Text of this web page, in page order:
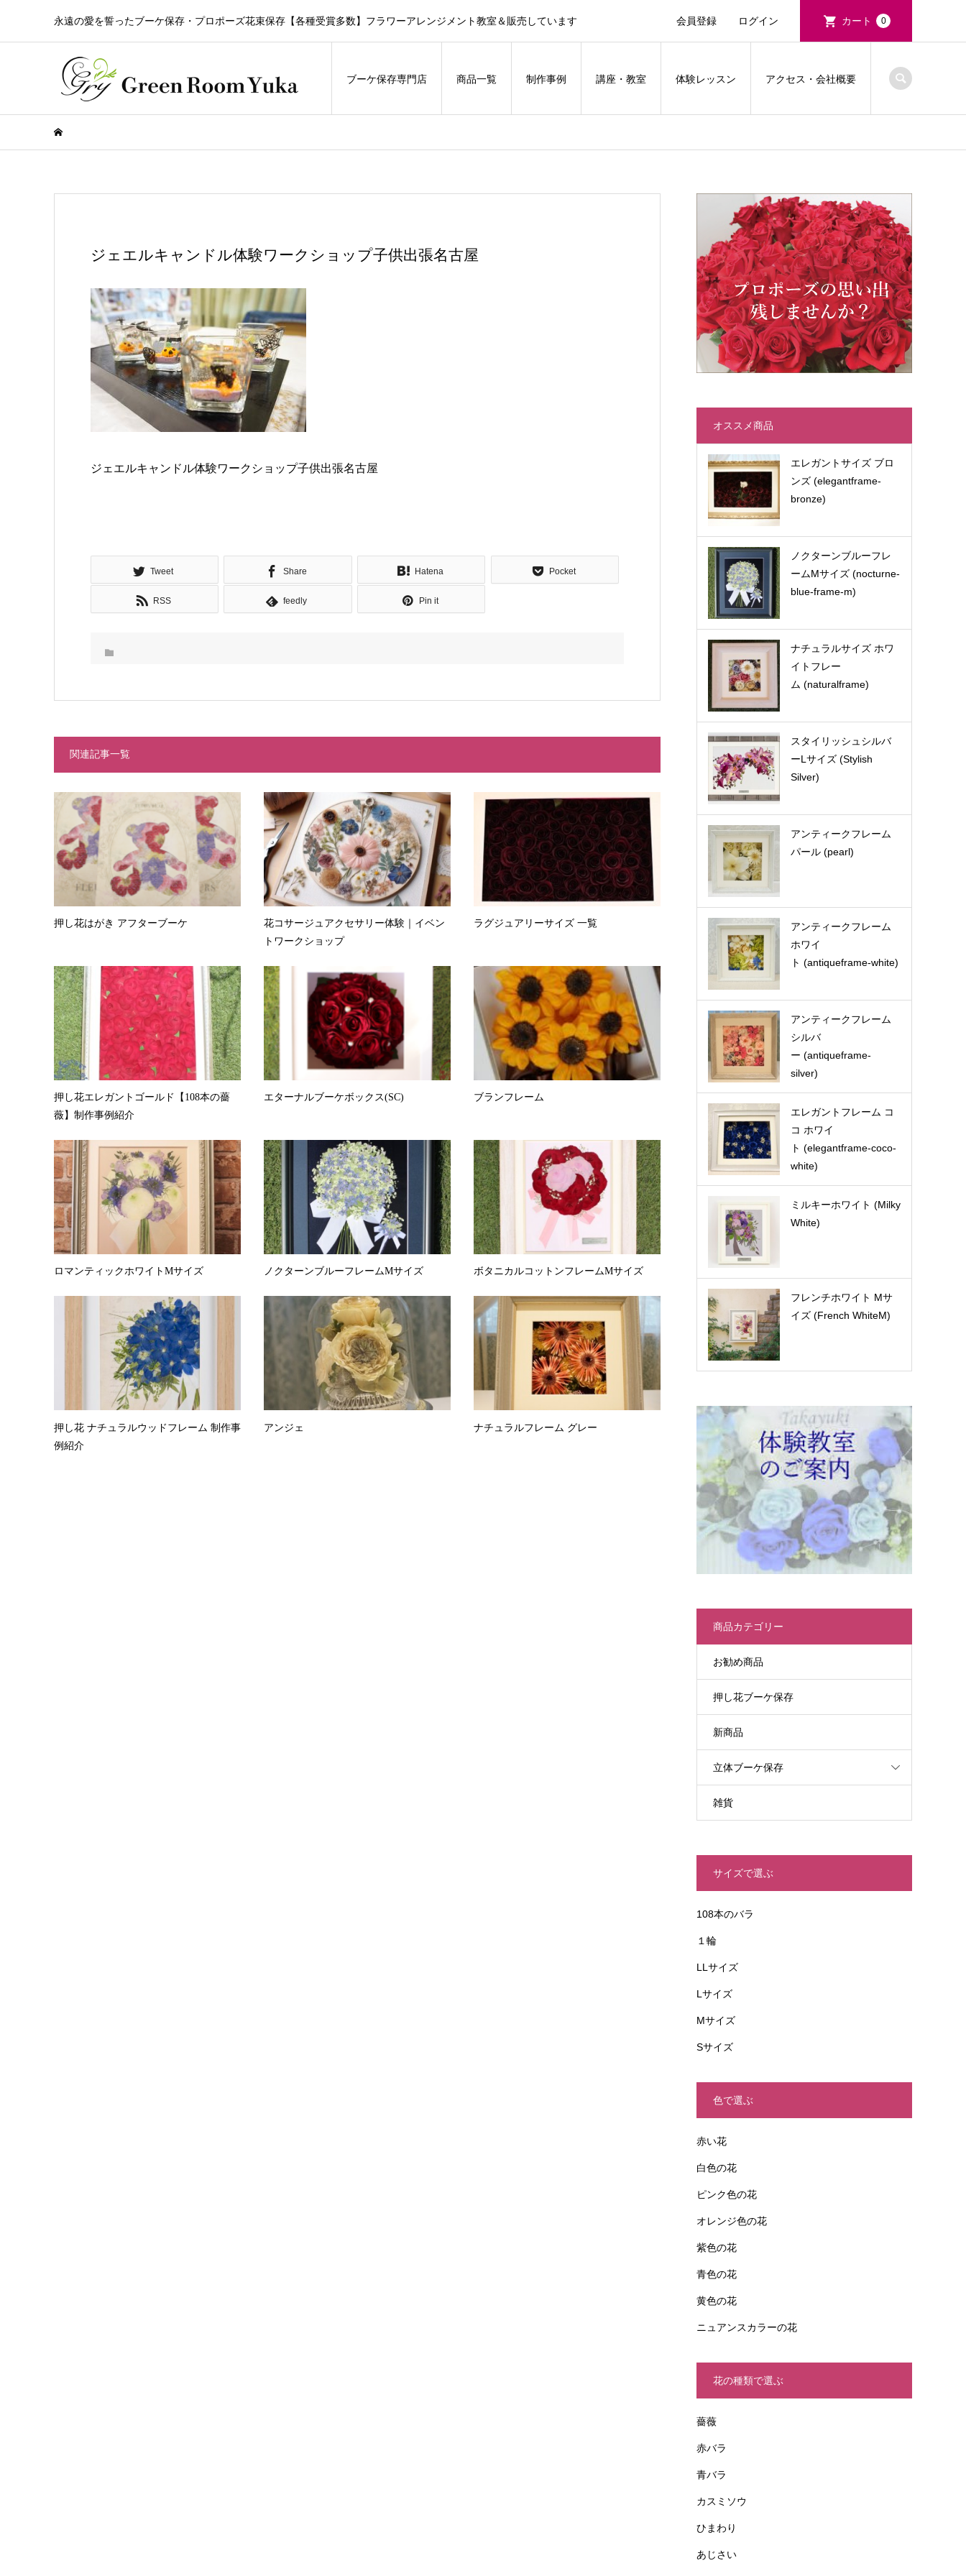
永遠の愛を誓ったブーケ保存・プロポーズ花束保存【各種受賞多数】フラワーアレンジメント教室＆販売しています 会員登録 ログイン カート 0
ブーケ保存専門店 商品一覧 制作事例 講座・教室 体験レッスン アクセス・会社概要
ジェエルキャンドル体験ワークショップ子供出張名古屋
ジェエルキャンドル体験ワークショップ子供出張名古屋
Tweet Share Hatena Pocket
RSS feedly Pin it
関連記事一覧
押し花はがき アフターブーケ
花コサージュアクセサリー体験｜イベン
トワークショップ
ラグジュアリーサイズ 一覧
押し花エレガントゴールド【108本の薔
薇】制作事例紹介
エターナルブーケボックス(SC) ブランフレーム
ロマンティックホワイトMサイズ ノクターンブルーフレームMサイズ ボタニカルコットンフレームMサイズ
押し花 ナチュラルウッドフレーム 制作事
例紹介
アンジェ ナチュラルフレーム グレー
オススメ商品
エレガントサイズ ブロ
ンズ (elegantframe-
bronze)
ノクターンブルーフレ
ームMサイズ (nocturne-
blue-frame-m)
ナチュラルサイズ ホワ
イトフレー
ム (naturalframe)
スタイリッシュシルバ
ーLサイズ (Stylish
Silver)
アンティークフレーム
パール (pearl)
アンティークフレーム
ホワイ
ト (antiqueframe-white)
アンティークフレーム
シルバ
ー (antiqueframe-
silver)
エレガントフレーム コ
コ ホワイ
ト (elegantframe-coco-
white)
ミルキーホワイト (Milky
White)
フレンチホワイト Mサ
イズ (French WhiteM)
商品カテゴリー
お勧め商品
押し花ブーケ保存
新商品
立体ブーケ保存
雑貨
サイズで選ぶ
108本のバラ
１輪
LLサイズ
Lサイズ
Mサイズ
Sサイズ
色で選ぶ
赤い花
白色の花
ピンク色の花
オレンジ色の花
紫色の花
青色の花
黄色の花
ニュアンスカラーの花
花の種類で選ぶ
薔薇
赤バラ
青バラ
カスミソウ
ひまわり
あじさい